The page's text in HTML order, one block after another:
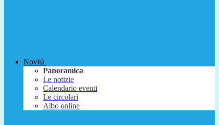
Novità
Panoramica
Le notizie
Calendario eventi
Le circolari
Albo online